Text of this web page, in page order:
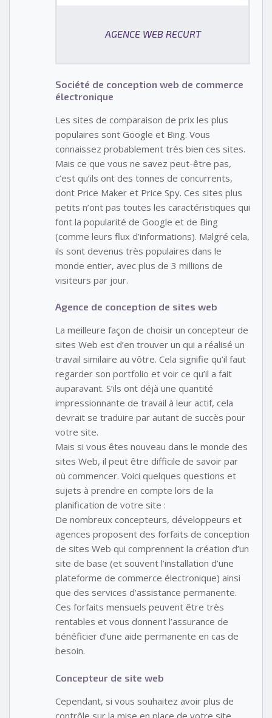
AGENCE WEB RECURT
Société de conception web de commerce
électronique
Les sites de comparaison de prix les plus
populaires sont Google et Bing. Vous
connaissez probablement très bien ces sites.
Mais ce que vous ne savez peut-être pas,
c’est qu’ils ont des tonnes de concurrents,
dont Price Maker et Price Spy. Ces sites plus
petits n’ont pas toutes les caractéristiques qui
font la popularité de Google et de Bing
(comme leurs flux d’informations). Malgré cela,
ils sont devenus très populaires dans le
monde entier, avec plus de 3 millions de
visiteurs par jour.
Agence de conception de sites web
La meilleure façon de choisir un concepteur de
sites Web est d’en trouver un qui a réalisé un
travail similaire au vôtre. Cela signifie qu’il faut
regarder son portfolio et voir ce qu’il a fait
auparavant. S’ils ont déjà une quantité
impressionnante de travail à leur actif, cela
devrait se traduire par autant de succès pour
votre site.
Mais si vous êtes nouveau dans le monde des
sites Web, il peut être difficile de savoir par
où commencer. Voici quelques questions et
sujets à prendre en compte lors de la
planification de votre site :
De nombreux concepteurs, développeurs et
agences proposent des forfaits de conception
de sites Web qui comprennent la création d’un
site de base (et souvent l’installation d’une
plateforme de commerce électronique) ainsi
que des services d’assistance permanente.
Ces forfaits mensuels peuvent être très
rentables et vous donnent l’assurance de
bénéficier d’une aide permanente en cas de
besoin.
Concepteur de site web
Cependant, si vous souhaitez avoir plus de
contrôle sur la mise en place de votre site,